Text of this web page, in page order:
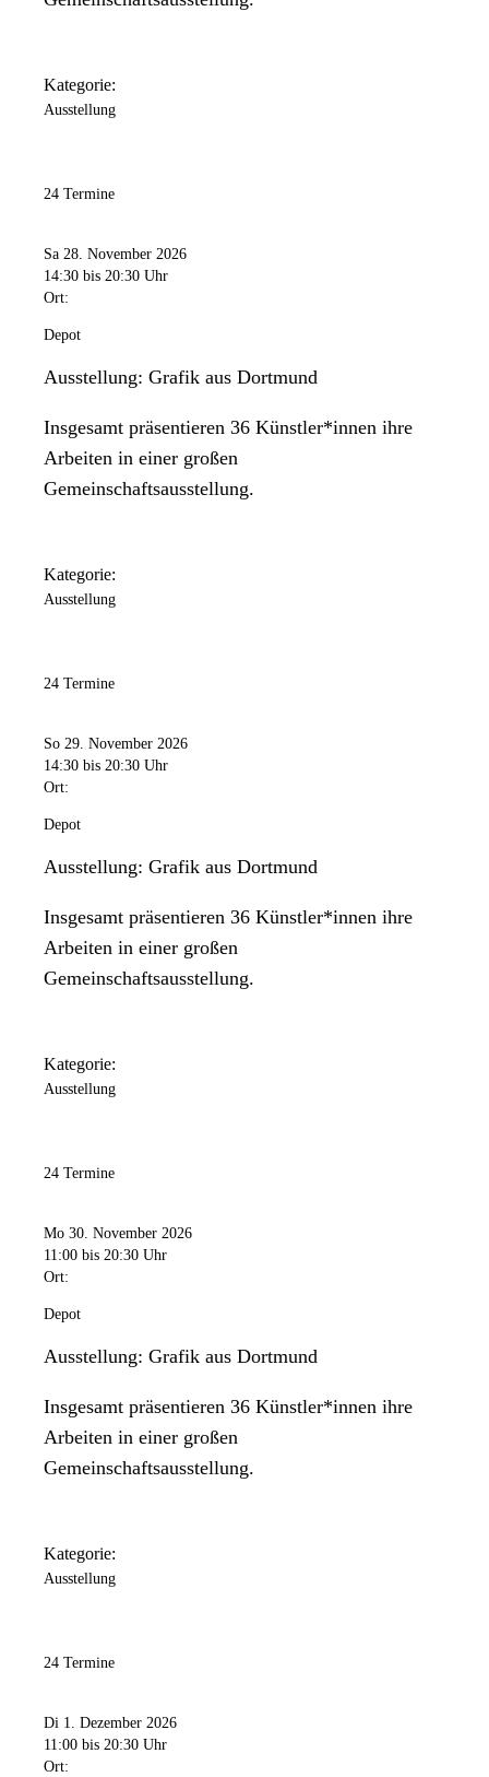
Kategorie:
Ausstellung
24 Termine
Sa 28. November 2026
14:30 bis 20:30 Uhr
Ort:
Depot
Ausstellung: Grafik aus Dortmund
Insgesamt präsentieren 36 Künstler*innen ihre
Arbeiten in einer großen
Gemeinschaftsausstellung.
Kategorie:
Ausstellung
24 Termine
So 29. November 2026
14:30 bis 20:30 Uhr
Ort:
Depot
Ausstellung: Grafik aus Dortmund
Insgesamt präsentieren 36 Künstler*innen ihre
Arbeiten in einer großen
Gemeinschaftsausstellung.
Kategorie:
Ausstellung
24 Termine
Mo 30. November 2026
11:00 bis 20:30 Uhr
Ort:
Depot
Ausstellung: Grafik aus Dortmund
Insgesamt präsentieren 36 Künstler*innen ihre
Arbeiten in einer großen
Gemeinschaftsausstellung.
Kategorie:
Ausstellung
24 Termine
Di 1. Dezember 2026
11:00 bis 20:30 Uhr
Ort: